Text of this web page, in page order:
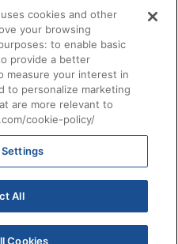
Medya & İndirmeler
İnsan Kaynakları
Haberler
Blog
İletişim
Bilgi Toplumu Hizmetleri
Konumlar
Amerika Birleşik Devletleri
Avusturya
Avusturalya
Çin
cookies and other
your browsing
to enable basic
provide a better
measure your interest in
to personalize marketing
are more relevant to
cookie-policy/
All
Cookies